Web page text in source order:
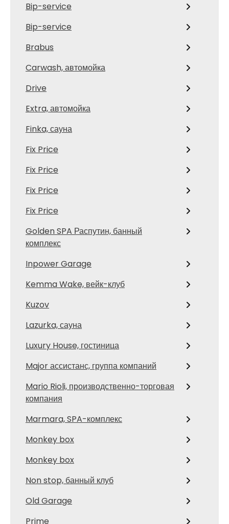
Bip-service
Bip-service
Brabus
Carwash, автомойка
Drive
Extra, автомойка
Finka, сауна
Fix Price
Fix Price
Fix Price
Fix Price
Golden SPA Распутин, банный
комплекс
Inpower Garage
Kemma Wake, вейк-клуб
Kuzov
Lazurka, сауна
Luxury House, гостиница
Major ассистанс, группа компаний
Mario Rioli, производственно-торговая
компания
Marmara, SPA-комплекс
Monkey box
Monkey box
Non stop, банный клуб
Old Garage
Prime